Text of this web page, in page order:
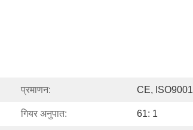
प्रमाणन: CE, ISO9001
गियर अनुपात: 61: 1